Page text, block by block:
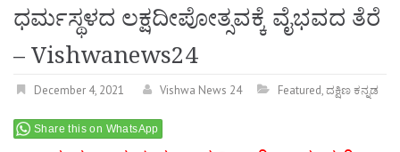
ಧರ್ಮಸ್ಥಳದ ಲಕ್ಷದೀಪೋತ್ಸವಕ್ಕೆ ವೈಭವದ ತೆರೆ
– Vishwanews24
December 4, 2021 Vishwa News 24 Featured,ದಕ್ಷಿಣ ಕನ್ನಡ
Share this on WhatsApp